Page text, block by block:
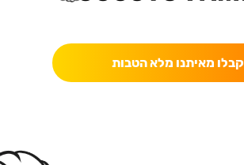
קבלו מאיתנו מלא הטבות